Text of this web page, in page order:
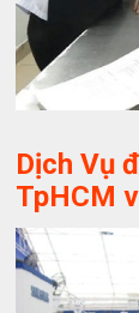
Dịch Vụ
TpHCM